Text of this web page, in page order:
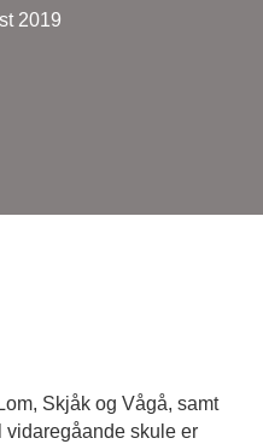
2019
Skjåk og Vågå, samt
skule er